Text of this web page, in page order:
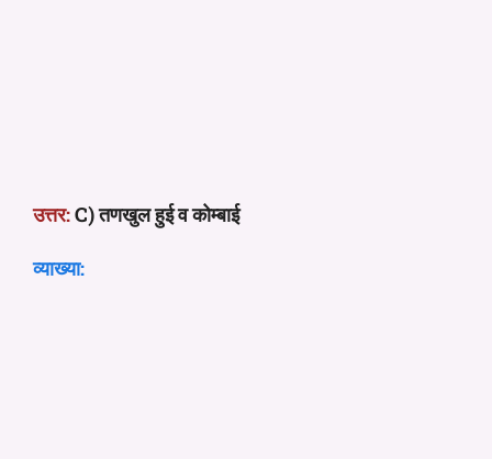
उत्तर:C) तणखुल हुई व कोम्बाई
व्याख्या: